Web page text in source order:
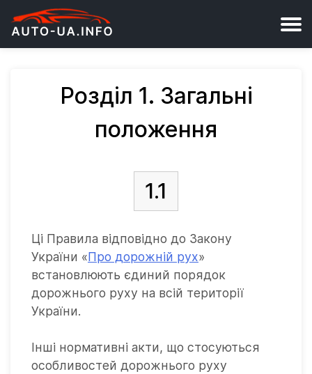
Розділ 1. Загальні
положення
1.1
Ці Правила відповідно до Закону
України «Про дорожній рух»
встановлюють єдиний порядок
дорожнього руху на всій території
України.
Інші нормативні акти, що стосуються
особливостей дорожнього руху